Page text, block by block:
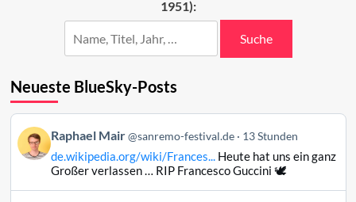
1951):
Suche
Neueste BlueSky-Posts
Beitrag
von
Raphael
Raphael Mair @sanremo-festival.de 13 Stunden
de.wikipedia.org/wiki/Frances...Heute hat uns ein ganz
Großer verlassen … RIP Francesco Guccini 🕊️